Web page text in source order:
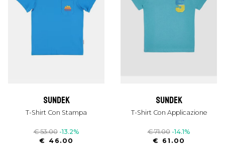
sundek
T-Shirt Con Stampa
€ 53.00 -13.2%
€ 46.00
sundek
T-Shirt Con Applicazione
€ 71.00 -14.1%
€ 61.00